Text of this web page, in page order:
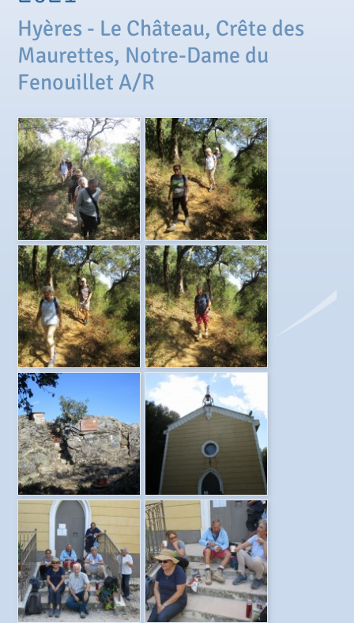
Hyères - Le Château, Crête des
Maurettes, Notre-Dame du
Fenouillet A/R